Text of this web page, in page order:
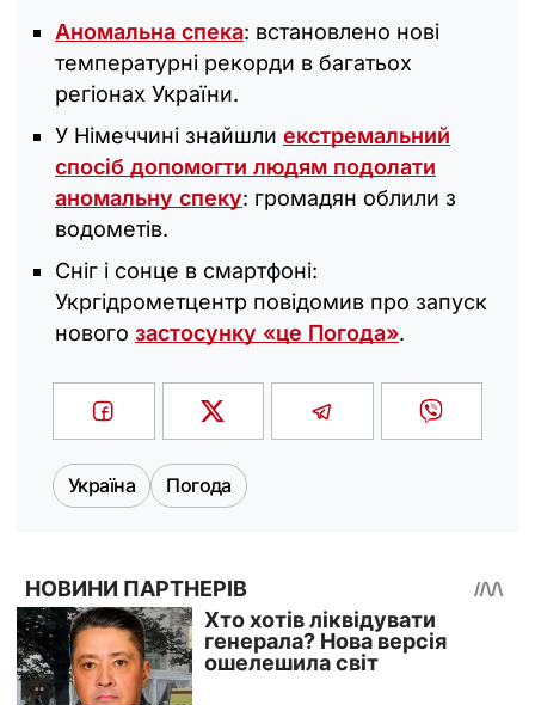
Аномальна спека: встановлено нові
температурні рекорди в багатьох
регіонах України.
У Німеччині знайшли екстремальний
спосіб допомогти людям подолати
аномальну спеку: громадян облили з
водометів.
Сніг і сонце в смартфоні:
Укргідрометцентр повідомив про запуск
нового застосунку «це Погода».
Україна Погода